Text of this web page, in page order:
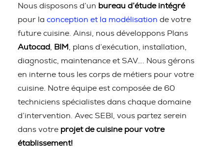
Nous disposons d’un bureau d’étude intégré
pour la conception et la modélisation de votre
future cuisine. Ainsi, nous développons Plans
Autocad
BIM
, plans d’exécution, installation,
diagnostic, maintenance et SAV…. Nous gérons
en interne tous les corps de métiers pour votre
cuisine. Notre équipe est composée de 60
techniciens spécialistes dans chaque domaine
d’intervention. Avec SEBI, vous partez serein
dans votre projet de cuisine pour votre
établissement!